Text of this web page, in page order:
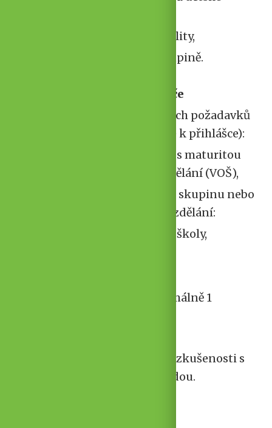
zajištění standardů kvality,
péče o děti v dětské skupině.
Požadavky na uchazeče
kvalifikaci dle zákonných požadavků
(kopie dokladů přiložte k přihlášce):
středoškolské vzdělání s maturitou
nebo vyšší odborné vzdělání (VOŠ),
kurz chůvy pro dětskou skupinu nebo
odpovídající odborné vzdělání:
učitelství pro mateřské školy,
motivační dopis (maximálně 1
praxi v dětské skupině, zkušenosti s
vedením lidí jsou výhodou.